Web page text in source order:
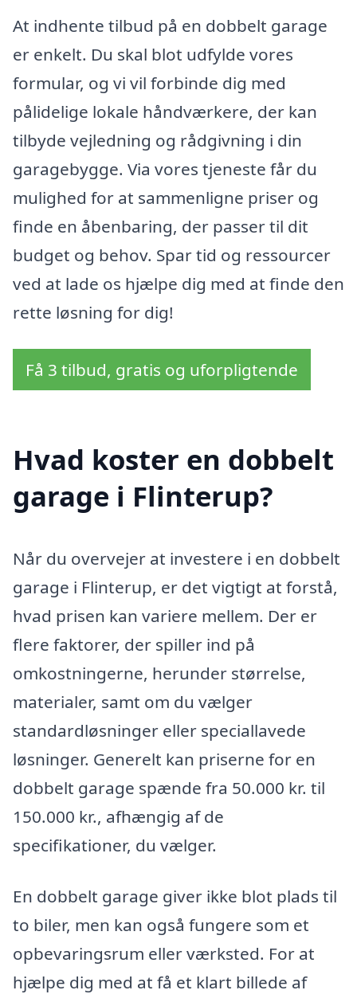
At indhente tilbud på en dobbelt garage
er enkelt. Du skal blot udfylde vores
formular, og vi vil forbinde dig med
pålidelige lokale håndværkere, der kan
tilbyde vejledning og rådgivning i din
garagebygge. Via vores tjeneste får du
mulighed for at sammenligne priser og
finde en åbenbaring, der passer til dit
budget og behov. Spar tid og ressourcer
ved at lade os hjælpe dig med at finde den
rette løsning for dig!
Få 3 tilbud, gratis og uforpligtende
Hvad koster en dobbelt
garage i Flinterup?
Når du overvejer at investere i en dobbelt
garage i Flinterup, er det vigtigt at forstå,
hvad prisen kan variere mellem. Der er
flere faktorer, der spiller ind på
omkostningerne, herunder størrelse,
materialer, samt om du vælger
standardløsninger eller speciallavede
løsninger. Generelt kan priserne for en
dobbelt garage spænde fra 50.000 kr. til
150.000 kr., afhængig af de
specifikationer, du vælger.
En dobbelt garage giver ikke blot plads til
to biler, men kan også fungere som et
opbevaringsrum eller værksted. For at
hjælpe dig med at få et klart billede af